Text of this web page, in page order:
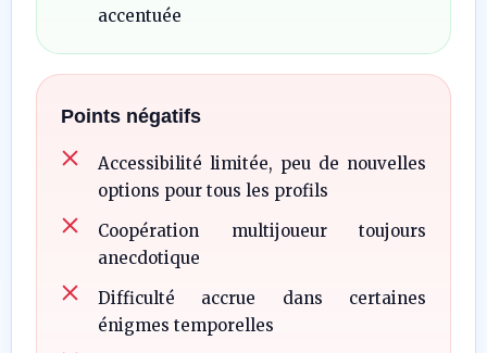
accentuée
Points négatifs
Accessibilité limitée, peu de nouvelles
options pour tous les profils
Coopération multijoueur toujours
anecdotique
Difficulté accrue dans certaines
énigmes temporelles